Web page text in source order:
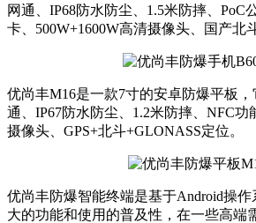
网通、IP68防水防尘、1.5米防摔、PoC
卡、500W+1600W高清摄像头、国产北
优尚丰M16是一款7寸的安卓防爆平板，
通、IP67防水防尘、1.2米防摔、NFC功
摄像头、GPS+北斗+GLONASS定位。
优尚丰防爆智能终端是基于Android操
大的功能和使用的普及性，在一些高端